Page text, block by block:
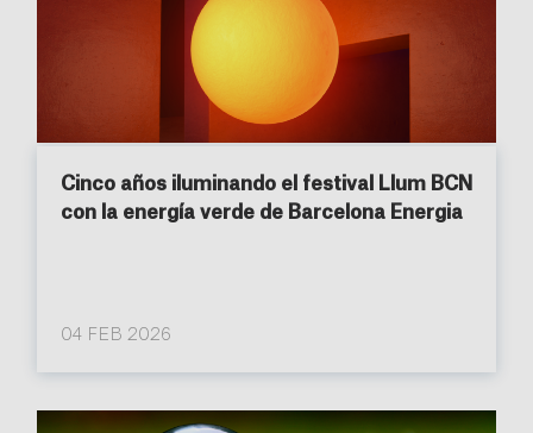
Cinco años iluminando el festival Llum BCN
con la energía verde de Barcelona Energia
04 FEB 2026